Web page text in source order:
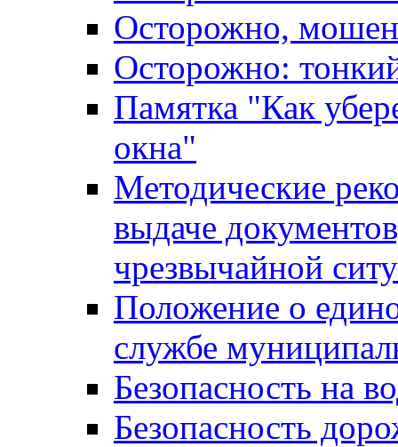
Осторожно,
Осторожно:
Памятка "Как
окна"
Методические
выдаче
чрезвычайной
Положение о
службе
Безопасность на
Безопасность